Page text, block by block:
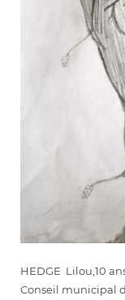
HEDGE Lilou,10
Conseil municipal